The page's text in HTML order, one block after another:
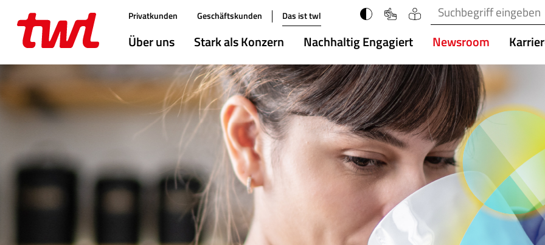
Hauptmenü
Inhalt
Privatkunden Geschäftskunden Das ist twl Suchbegriff(e)
Über uns Stark als Konzern Nachhaltig Engagiert Newsroom